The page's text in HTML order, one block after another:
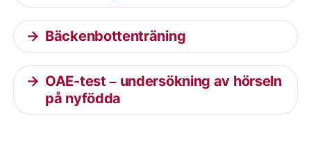
Bäckenbottenträning
OAE-test – undersökning av hörseln
på nyfödda